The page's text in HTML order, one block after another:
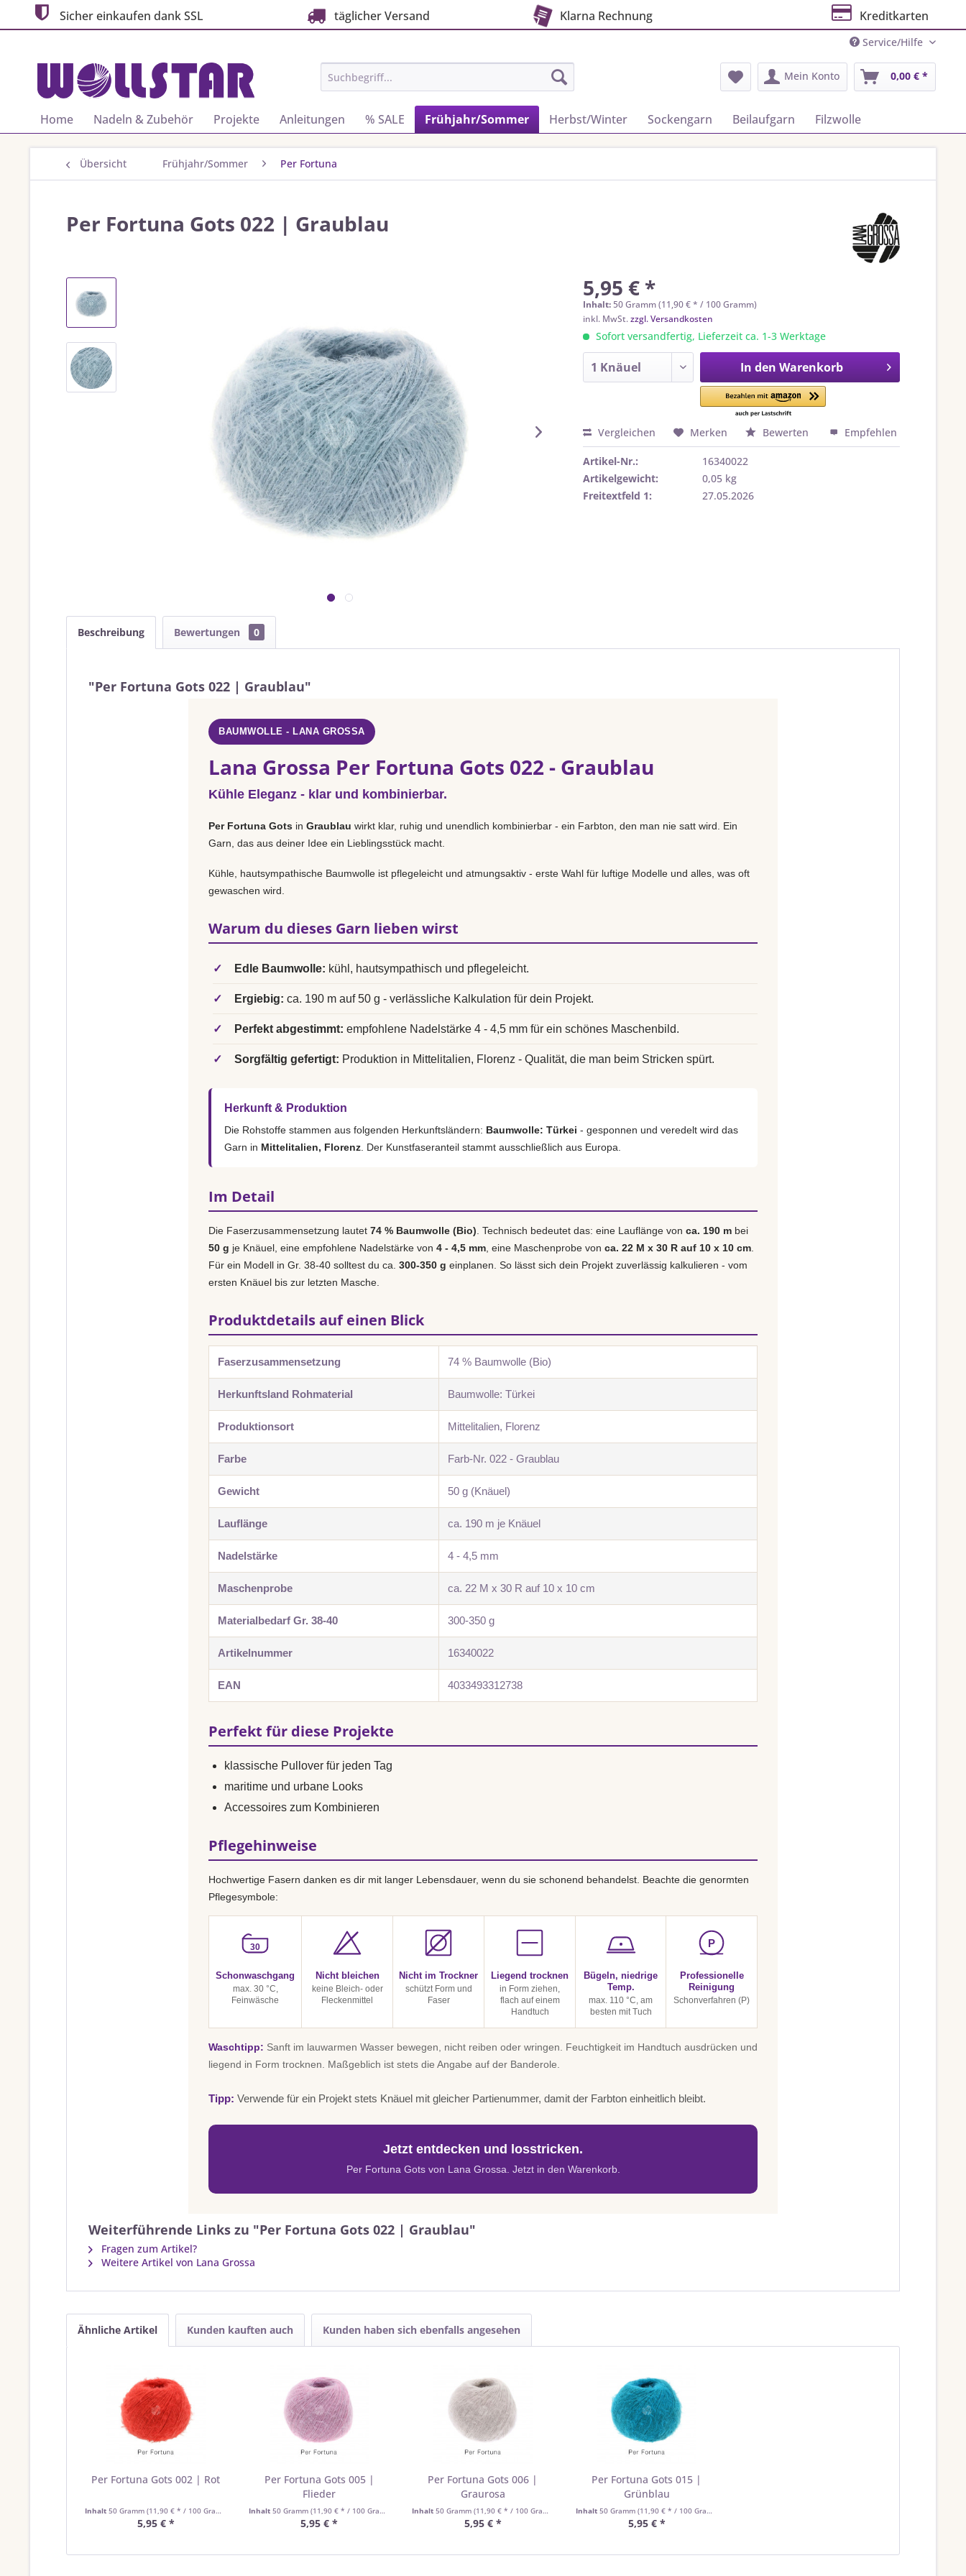
Sicher einkaufen dank SSL täglicher Versand Klarna Rechnung Kreditkarten
Service/Hilfe
Mein Konto 0,00 € *
Home Nadeln & Zubehör Projekte Anleitungen % SALE Frühjahr/Sommer Herbst/Winter Sockengarn Beilaufgarn Filzwolle
Übersicht Frühjahr/Sommer Per Fortuna
Per Fortuna Gots 022 | Graublau
5,95 € *
Inhalt: 50 Gramm (11,90 € * / 100 Gramm)
inkl. MwSt.zzgl. Versandkosten
Sofort versandfertig, Lieferzeit ca. 1-3 Werktage
In den Warenkorb
Vergleichen Merken Bewerten Empfehlen
Artikel-Nr.:
16340022
Artikelgewicht:
0,05 kg
Freitextfeld 1:
27.05.2026
Beschreibung Bewertungen 0
"Per Fortuna Gots 022 | Graublau"
BAUMWOLLE - LANA GROSSA
Lana Grossa Per Fortuna Gots 022 - Graublau
Kühle Eleganz - klar und kombinierbar.
Per Fortuna Gots in Graublau wirkt klar, ruhig und unendlich kombinierbar - ein Farbton, den man nie satt wird. Ein
Garn, das aus deiner Idee ein Lieblingsstück macht.
Kühle, hautsympathische Baumwolle ist pflegeleicht und atmungsaktiv - erste Wahl für luftige Modelle und alles, was oft
gewaschen wird.
Warum du dieses Garn lieben wirst
✓ Edle Baumwolle: kühl, hautsympathisch und pflegeleicht.
✓ Ergiebig: ca. 190 m auf 50 g - verlässliche Kalkulation für dein Projekt.
✓ Perfekt abgestimmt: empfohlene Nadelstärke 4 - 4,5 mm für ein schönes Maschenbild.
✓ Sorgfältig gefertigt: Produktion in Mittelitalien, Florenz - Qualität, die man beim Stricken spürt.
Herkunft & Produktion
Die Rohstoffe stammen aus folgenden Herkunftsländern: Baumwolle: Türkei - gesponnen und veredelt wird das
Garn in Mittelitalien, Florenz . Der Kunstfaseranteil stammt ausschließlich aus Europa.
Im Detail
Die Faserzusammensetzung lautet 74 % Baumwolle (Bio) . Technisch bedeutet das: eine Lauflänge von ca. 190 m bei
50 g je Knäuel, eine empfohlene Nadelstärke von 4 - 4,5 mm , eine Maschenprobe von ca. 22 M x 30 R auf 10 x 10 cm
Für ein Modell in Gr. 38-40 solltest du ca. 300-350 g einplanen. So lässt sich dein Projekt zuverlässig kalkulieren - vom
ersten Knäuel bis zur letzten Masche.
Produktdetails auf einen Blick
Faserzusammensetzung 74 % Baumwolle (Bio)
Herkunftsland Rohmaterial Baumwolle: Türkei
Produktionsort Mittelitalien, Florenz
Farbe Farb-Nr. 022 - Graublau
Gewicht 50 g (Knäuel)
Lauflänge ca. 190 m je Knäuel
Nadelstärke 4 - 4,5 mm
Maschenprobe ca. 22 M x 30 R auf 10 x 10 cm
Materialbedarf Gr. 38-40 300-350 g
Artikelnummer 16340022
EAN 4033493312738
Perfekt für diese Projekte
klassische Pullover für jeden Tag
maritime und urbane Looks
Accessoires zum Kombinieren
Pflegehinweise
Hochwertige Fasern danken es dir mit langer Lebensdauer, wenn du sie schonend behandelst. Beachte die genormten
Pflegesymbole:
30
Schonwaschgang
max. 30 °C,
Feinwäsche
Nicht bleichen
keine Bleich- oder
Fleckenmittel
Nicht im Trockner
schützt Form und
Faser
Liegend trocknen
in Form ziehen,
flach auf einem
Handtuch
Bügeln, niedrige
Temp.
max. 110 °C, am
besten mit Tuch
P
Professionelle
Reinigung
Schonverfahren (P)
Waschtipp: Sanft im lauwarmen Wasser bewegen, nicht reiben oder wringen. Feuchtigkeit im Handtuch ausdrücken und
liegend in Form trocknen. Maßgeblich ist stets die Angabe auf der Banderole.
Tipp: Verwende für ein Projekt stets Knäuel mit gleicher Partienummer, damit der Farbton einheitlich bleibt.
Jetzt entdecken und losstricken.
Per Fortuna Gots von Lana Grossa. Jetzt in den Warenkorb.
Weiterführende Links zu "Per Fortuna Gots 022 | Graublau"
Fragen zum Artikel?
Weitere Artikel von Lana Grossa
Ähnliche Artikel Kunden kauften auch Kunden haben sich ebenfalls angesehen
Per Fortuna Gots 002 | Rot
Inhalt 50 Gramm (11,90 € * / 100 Gramm)
5,95 € *
Per Fortuna Gots 005 |
Flieder
Inhalt 50 Gramm (11,90 € * / 100 Gramm)
5,95 € *
Per Fortuna Gots 006 |
Graurosa
Inhalt50 Gramm(11,90 € * / 100 Gramm)
5,95 € *
Per Fortuna Gots 015 |
Grünblau
Inhalt 50 Gramm (11,90 € * / 100 Gramm)
5,95 € *